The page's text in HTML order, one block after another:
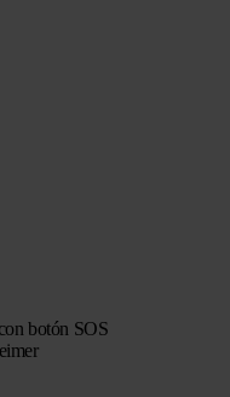
botón SOS